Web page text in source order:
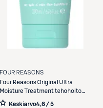
FOUR REASONS
Four ReasonsOriginal Ultra
Moisture Treatment tehohoito
200 ml
Keskiarvo4,6 / 5